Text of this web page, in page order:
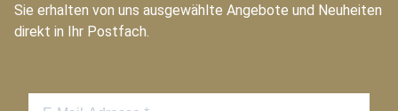
Sie erhalten von uns ausgewählte Angebote und Neuheiten
direkt in Ihr Postfach.